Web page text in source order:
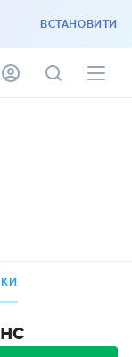
ВСТАНОВИТИ